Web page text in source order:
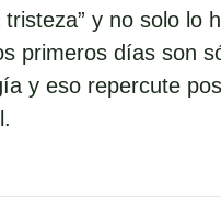
y no solo lo
primeros días son
y eso repercute